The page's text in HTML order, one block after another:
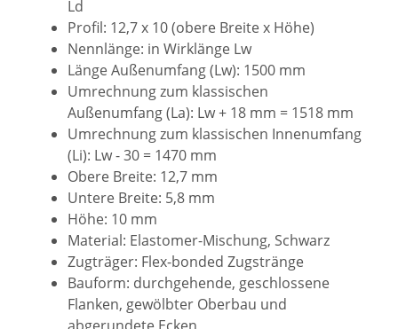
Ld
Profil: 12,7 x 10 (obere Breite x Höhe)
Nennlänge: in Wirklänge Lw
Länge Außenumfang (Lw): 1500 mm
Umrechnung zum klassischen
Außenumfang (La): Lw + 18 mm = 1518 mm
Umrechnung zum klassischen Innenumfang
(Li): Lw - 30 = 1470 mm
Obere Breite: 12,7 mm
Untere Breite: 5,8 mm
Höhe: 10 mm
Material: Elastomer-Mischung, Schwarz
Zugträger: Flex-bonded Zugstränge
Bauform: durchgehende, geschlossene
Flanken, gewölbter Oberbau und